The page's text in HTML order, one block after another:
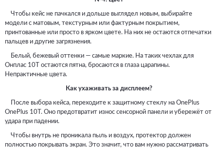
Чтобы кейс не пачкался и дольше выглядел новым, выбирайте
модели с матовым, текстурным или фактурным покрытием,
принтованные или просто в ярком цвете. На них не остаются отпечатки
пальцев и другие загрязнения.
Белый, бежевый оттенки — самые маркие. На таких чехлах для
Онплас 10Т остаются пятна, бросаются в глаза царапины.
Непрактичные цвета.
Как ухаживать за дисплеем?
После выбора кейса, переходите к защитному стеклу на OnePlus
OnePlus 10T. Оно предотвратит износ сенсорной панели и убережёт от
удара при падении.
Чтобы внутрь не проникала пыль и воздух, протектор должен
полностью покрывать экран. Это значит, что вам нужно рассматривать